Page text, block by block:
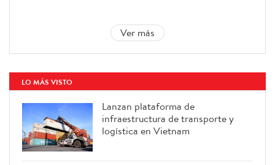
Ver más
LO MÁS VISTO
Lanzan plataforma de
infraestructura de transporte y
logística en Vietnam